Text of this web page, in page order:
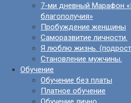
7-ми дневный Марафон
благополучия»
Пробуждение женщины
Саморазвитие личности.
Я люблю жизнь.
Становление мужчины.
Обучение
Обучение без платы
Платное обучение